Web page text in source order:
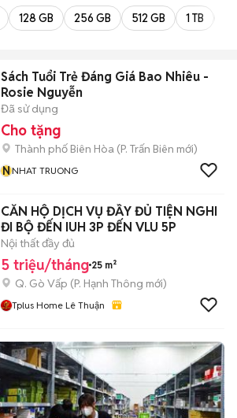
128 GB 256 GB 512 GB 1 TB
Sách Tuổi Trẻ Đáng Giá Bao Nhiêu -
Rosie Nguyễn
Đã sử dụng
Cho tặng
Thành phố Biên Hòa (P. Trấn Biên mới)
NNHAT TRUONG
CĂN HỘ DỊCH VỤ ĐẦY ĐỦ TIỆN NGHI
ĐI BỘ ĐẾN IUH 3P ĐẾN VLU 5P
Nội thất đầy đủ
5 triệu/tháng 25 m²
Q. Gò Vấp (P. Hạnh Thông mới)
Tplus Home Lê Thuận